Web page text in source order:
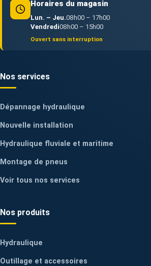
Horaires du magasin
Lun. – Jeu.08h00 – 17h00
Vendredi08h00 – 15h00
Ouvert sans interruption
Nos services
Dépannage hydraulique
Nouvelle installation
Hydraulique fluviale et maritime
Montage de pneus
Voir tous nos services
Nos produits
Hydraulique
Outillage et accessoires